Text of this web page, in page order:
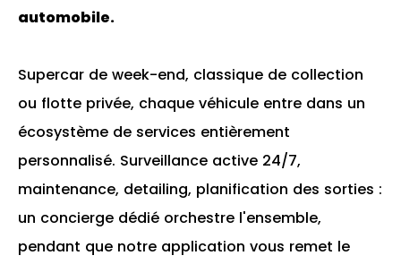
automobile.
Supercar de week-end, classique de collection
ou flotte privée, chaque véhicule entre dans un
écosystème de services entièrement
personnalisé. Surveillance active 24/7,
maintenance, detailing, planification des sorties :
un concierge dédié orchestre l'ensemble,
pendant que notre application vous remet le